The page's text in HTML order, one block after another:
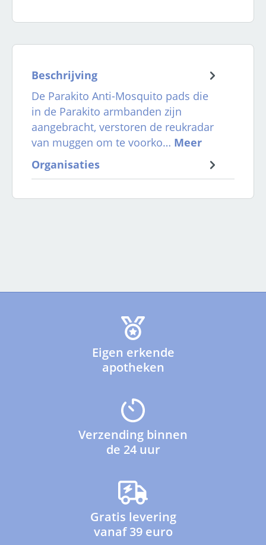
Beschrijving
De Parakito Anti-Mosquito pads die
in de Parakito armbanden zijn
aangebracht, verstoren de reukradar
van muggen om te voorko… Meer
Organisaties
Eigen erkende
apotheken
Verzending binnen
de 24 uur
Gratis levering
vanaf 39 euro